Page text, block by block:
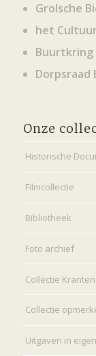
Grolsche
het
Buurtkring
Dorpsraad
Onze
Historische
Filmcollectie
Bibliotheek
Foto archief
Collectie
Collectie
Uitgaven in